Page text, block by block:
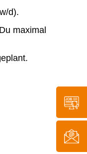
d).
maximal